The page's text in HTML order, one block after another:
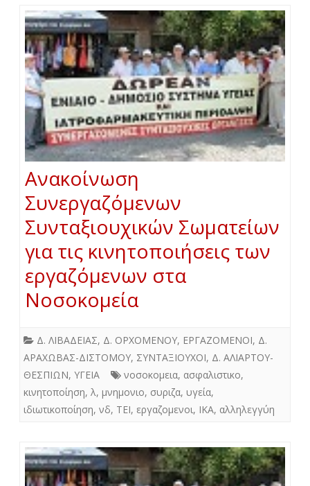
Ανακοίνωση
Συνεργαζόμενων
Συνταξιουχικών Σωματείων
για τις κινητοποιήσεις των
εργαζόμενων στα
Νοσοκομεία
Δ. ΛΙΒΑΔΕΙΑΣ, Δ. ΟΡΧΟΜΕΝΟΥ, ΕΡΓΑΖΟΜΕΝΟΙ, Δ.
ΑΡΑΧΩΒΑΣ-ΔΙΣΤΟΜΟΥ, ΣΥΝΤΑΞΙΟΥΧΟΙ, Δ. ΑΛΙΑΡΤΟΥ-
ΘΕΣΠΙΩΝ, ΥΓΕΙΑ νοσοκομεια, ασφαλιστικο,
κινητοποίηση, λ, μνημονιο, συριζα, υγεία,
ιδιωτικοποίηση, νδ, ΤΕΙ, εργαζομενοι, ΙΚΑ, αλληλεγγύη